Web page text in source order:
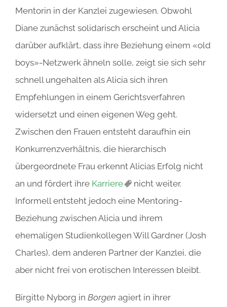
Mentorin in der Kanzlei zugewiesen. Obwohl
Diane zunächst solidarisch erscheint und Alicia
darüber aufklärt, dass ihre Beziehung einem «old
boys»-Netzwerk ähneln solle, zeigt sie sich sehr
schnell ungehalten als Alicia sich ihren
Empfehlungen in einem Gerichtsverfahren
widersetzt und einen eigenen Weg geht.
Zwischen den Frauen entsteht daraufhin ein
Konkurrenzverhältnis, die hierarchisch
übergeordnete Frau erkennt Alicias Erfolg nicht
an und fördert ihre Karriere
nicht weiter.
Informell entsteht jedoch eine Mentoring-
Beziehung zwischen Alicia und ihrem
ehemaligen Studienkollegen Will Gardner (Josh
Charles), dem anderen Partner der Kanzlei, die
aber nicht frei von erotischen Interessen bleibt.
Birgitte Nyborg in Borgen agiert in ihrer